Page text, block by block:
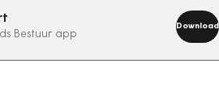
Bestuur app
Download
nu